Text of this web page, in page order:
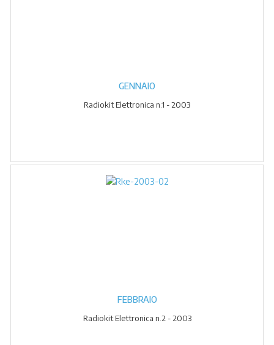
GENNAIO
Radiokit Elettronica n.1 - 2003
FEBBRAIO
Radiokit Elettronica n.2 - 2003